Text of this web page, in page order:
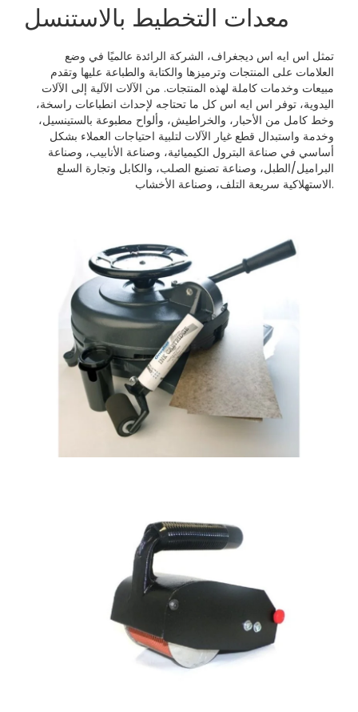
معدات التخطيط بالاستنسل
تمثل اس ايه اس ديجغراف، الشركة الرائدة عالميًا في وضع
العلامات على المنتجات وترميزها والكتابة والطباعة عليها وتقدم
مبيعات وخدمات كاملة لهذه المنتجات. من الآلات الآلية إلى الآلات
اليدوية، توفر اس ايه اس كل ما تحتاجه لإحداث انطباعات راسخة،
وخط كامل من الأحبار، والخراطيش، وألواح مطبوعة بالستينسيل،
وخدمة واستبدال قطع غيار الآلات لتلبية احتياجات العملاء بشكل
أساسي في صناعة البترول الكيميائية، وصناعة الأنابيب، وصناعة
البراميل/الطبل، وصناعة تصنيع الصلب، والكابل وتجارة السلع
الاستهلاكية سريعة التلف، وصناعة الأخشاب.